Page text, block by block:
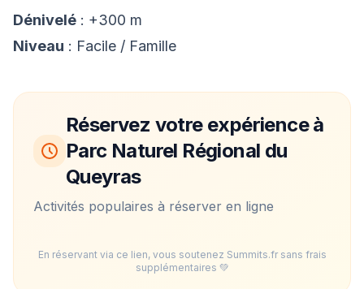
Dénivelé : +300 m
Niveau : Facile / Famille
Réservez votre expérience à
Parc Naturel Régional du
Queyras
Activités populaires à réserver en ligne
En réservant via ce lien, vous soutenez Summits.fr sans frais
supplémentaires 💚